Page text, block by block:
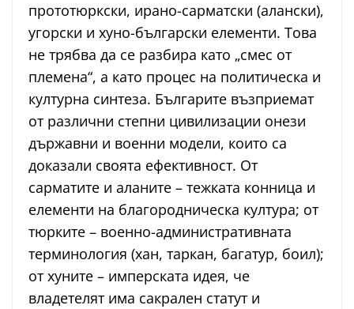
прототюркски, ирано-сарматски (алански),
угорски и хуно-български елементи. Това
не трябва да се разбира като „смес от
племена“, а като процес на политическа и
културна синтеза. Българите възприемат
от различни степни цивилизации онези
държавни и военни модели, които са
доказали своята ефективност. От
сарматите и аланите – тежката конница и
елементи на благородническа култура; от
тюрките – военно-административната
терминология (хан, таркан, багатур, боил);
от хуните – имперската идея, че
владетелят има сакрален статут и